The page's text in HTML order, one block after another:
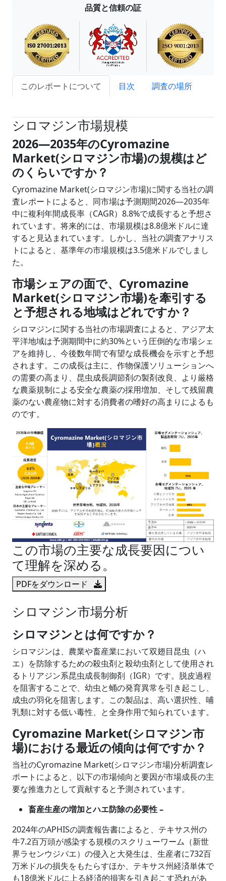
品質と信頼の証
このレポートについて 目次
調査の場所
シロマジン市場規模
2026―2035年のCyromazine
Market(シロマジン市場)の規模はど
のくらいですか？
Cyromazine Market(シロマジン市場)に関する当社の調
査レポートによると、同市場は予測期間2026―2035年
中に複利年間成長率（CAGR）8.8%で成長すると予想さ
れています。将来的には、市場規模は8.8億米ドルに達
すると見込まれています。しかし、当社の調査アナリス
トによると、基準年の市場規模は3.5億米ドルでしまし
た。
市場シェアの面で、Cyromazine
Market(シロマジン市場)を牽引する
と予想される地域はどれですか？
シロマジンに関する当社の市場調査によると、アジア太
平洋地域は予測期間中に約30%という圧倒的な市場シェ
アを維持し、今後数年間で有望な成長機会を示すと予想
されます。この成長は主に、作物保護ソリューションへ
の需要の高まり、昆虫成長調節剤の製剤改良、より厳格
な農薬規制による安全な農薬の採用増加、そして残留農
薬のない農産物に対する消費者の嗜好の高まりによるも
のです。
この市場の主要な成長要因につい
て理解を深める。
PDFをダウンロード
シロマジン市場分析
シロマジンとは何ですか？
シロマジンは、農業や畜産業において双翅目昆虫（ハ
エ）を防除するための殺虫剤と殺幼虫剤として使用され
るトリアジン系昆虫成長制御剤（IGR）です。脱皮過程
を阻害することで、幼虫と蛹の発育異常を引き起こし、
成虫の羽化を阻害します。この製品は、高い選択性、哺
乳類に対する低い毒性、と全身作用で知られています。
Cyromazine Market(シロマジン市
場)における最近の傾向は何ですか？
当社のCyromazine Market(シロマジン市場)分析調査レ
ポートによると、以下の市場傾向と要因が市場成長の主
要な推進力として貢献すると予測されています。
畜産生産の増加とハエ防除の必要性 –
2024年のAPHISの調査報告書によると、テキサス州の
牛7.2百万頭が感染する規模のスクリューワーム（新世
界ラセンウジバエ）の侵入と大発生は、生産者に732百
万米ドルの損失をもたらすほか、テキサス州経済単体で
も18億米ドルに上る経済的損害を引き起こす恐れがあ